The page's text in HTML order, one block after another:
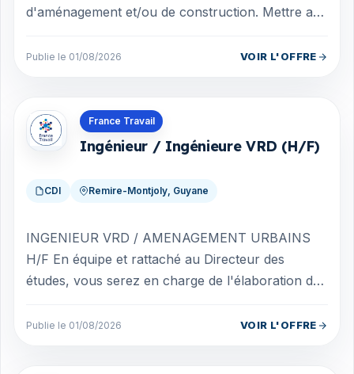
d'aménagement et/ou de construction. Mettre au
Publie le 01/08/2026 VOIR L'OFFRE
France Travail
Ingénieur / Ingénieure VRD (H/F)
CDI Remire-Montjoly, Guyane
INGENIEUR VRD / AMENAGEMENT URBAINS
H/F En équipe et rattaché au Directeur des
études, vous serez en charge de l'élaboration de
d'ouvr...
Publie le 01/08/2026 VOIR L'OFFRE
Offres en Guyane